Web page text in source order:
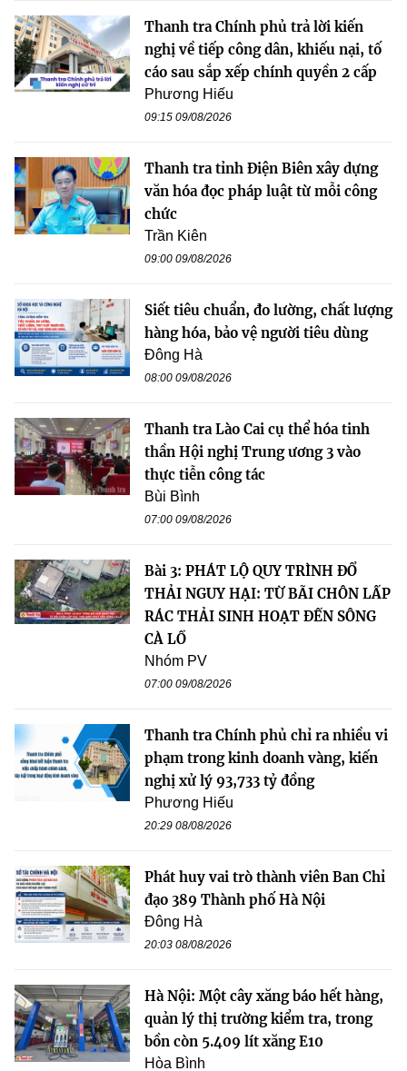
Thanh tra Chính phủ trả lời kiến
nghị về tiếp công dân, khiếu nại, tố
cáo sau sắp xếp chính quyền 2 cấp
Phương Hiếu
09:15 09/08/2026
Thanh tra tỉnh Điện Biên xây dựng
văn hóa đọc pháp luật từ mỗi công
chức
Trần Kiên
09:00 09/08/2026
Siết tiêu chuẩn, đo lường, chất lượng
hàng hóa, bảo vệ người tiêu dùng
Đông Hà
08:00 09/08/2026
Thanh tra Lào Cai cụ thể hóa tinh
thần Hội nghị Trung ương 3 vào
thực tiễn công tác
Bùi Bình
07:00 09/08/2026
Bài 3: PHÁT LỘ QUY TRÌNH ĐỔ
THẢI NGUY HẠI: TỪ BÃI CHÔN LẤP
RÁC THẢI SINH HOẠT ĐẾN SÔNG
CÀ LỒ
Nhóm PV
07:00 09/08/2026
Thanh tra Chính phủ chỉ ra nhiều vi
phạm trong kinh doanh vàng, kiến
nghị xử lý 93,733 tỷ đồng
Phương Hiếu
20:29 08/08/2026
Phát huy vai trò thành viên Ban Chỉ
đạo 389 Thành phố Hà Nội
Đông Hà
20:03 08/08/2026
Hà Nội: Một cây xăng báo hết hàng,
quản lý thị trường kiểm tra, trong
bồn còn 5.409 lít xăng E10
Hòa Bình